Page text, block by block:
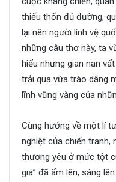
thiếu thốn đủ đường,
lại nên người lính vệ
những câu thơ này, ta
hiểu nhưng gian nan
trải qua vừa trào dâng
lĩnh vững vàng của
Cùng hướng về một lí
nghiệt của chiến tranh,
thương yêu ở mức tột
giá” đã ấm lên, sáng